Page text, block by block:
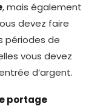
, mais également
devez faire
périodes de
vous devez
d’argent.
portage